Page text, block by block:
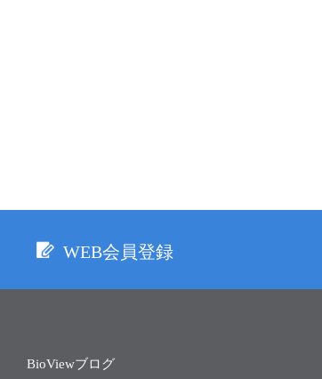
WEB会員登録
BioViewブログ